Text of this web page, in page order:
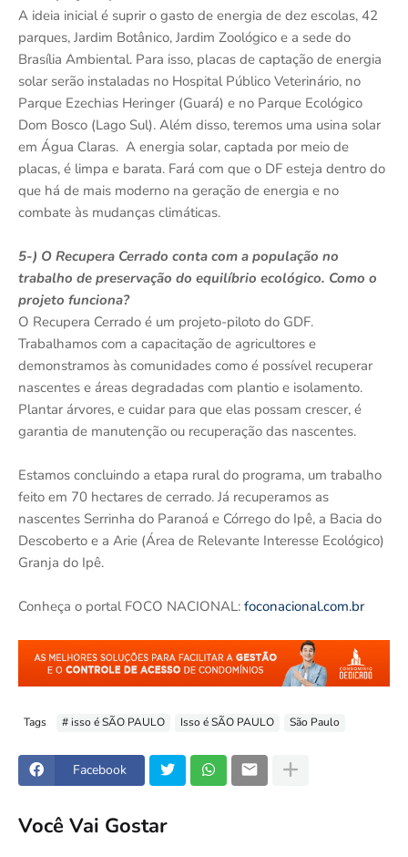
A ideia inicial é suprir o gasto de energia de dez escolas, 42
parques, Jardim Botânico, Jardim Zoológico e a sede do
Brasília Ambiental. Para isso, placas de captação de energia
solar serão instaladas no Hospital Público Veterinário, no
Parque Ezechias Heringer (Guará) e no Parque Ecológico
Dom Bosco (Lago Sul). Além disso, teremos uma usina solar
em Água Claras. A energia solar, captada por meio de
placas, é limpa e barata. Fará com que o DF esteja dentro do
que há de mais moderno na geração de energia e no
combate às mudanças climáticas.
5-) O Recupera Cerrado conta com a população no
trabalho de preservação do equilíbrio ecológico. Como o
projeto funciona?
O Recupera Cerrado é um projeto-piloto do GDF.
Trabalhamos com a capacitação de agricultores e
demonstramos às comunidades como é possível recuperar
nascentes e áreas degradadas com plantio e isolamento.
Plantar árvores, e cuidar para que elas possam crescer, é
garantia de manutenção ou recuperação das nascentes.
Estamos concluindo a etapa rural do programa, um trabalho
feito em 70 hectares de cerrado. Já recuperamos as
nascentes Serrinha do Paranoá e Córrego do Ipê, a Bacia do
Descoberto e a Arie (Área de Relevante Interesse Ecológico)
Granja do Ipê.
Conheça o portal FOCO NACIONAL: foconacional.com.br
Tags # isso é SÃO PAULO Isso é SÃO PAULO São Paulo
Facebook
Você Vai Gostar